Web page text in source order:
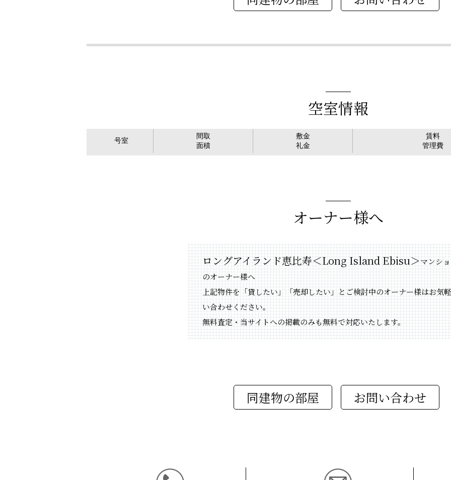
空室情報
号室
間取
面積
敷金
礼金
賃料
管理費
オーナー様へ
ロングアイランド恵比寿＜Long Island Ebisu＞マンシ
のオーナー様へ
上記物件を「貸したい」「売却したい」とご検討中のオーナー様はお気
い合わせください。
無料査定・当サイトへの掲載のみも無料で対応いたします。
同建物の部屋